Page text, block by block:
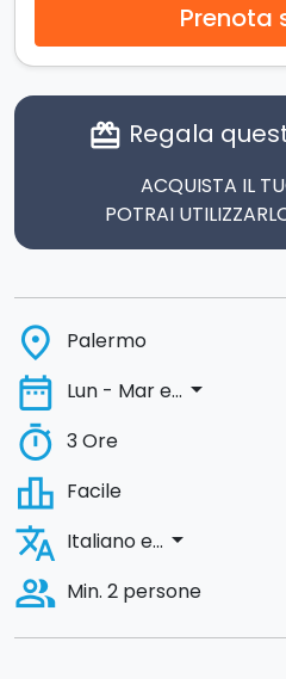
Prenota
card_giftcard Regala
ACQUISTA IL
POTRAI
place Palermo
date_range Lun - Mar e... arrow_drop_down
timer 3 Ore
leaderboard Facile
translate Italiano e... arrow_drop_down
people_alt Min. 2 persone